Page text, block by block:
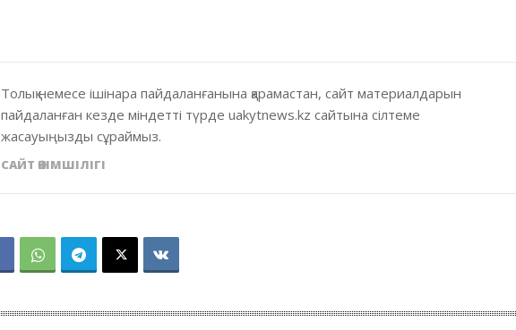
Толық немесе ішінара пайдаланғанына қарамастан, сайт материалдарын
пайдаланған кезде міндетті түрде uakytnews.kz сайтына сілтеме
жасауыңызды сұраймыз.
САЙТ ӘКІМШІЛІГІ